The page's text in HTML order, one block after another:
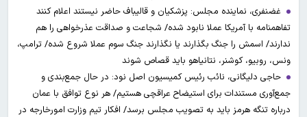
غضنفری، نماینده مجلس: پزشکیان و قالیباف حاضر نیستند اعلام کنند
تفاهمنامه با آمریکا عملا نابود شده/ شجاعت و صداقت عذرخواهی را هم
ندارند/ اسمش را جنگ بگذارند یا نگذارند جنگ سوم عملا شروع شده/ ترامپ،
ونس، روبیو، کوشنر، نتانیاهو باید قصاص شوند
حاجی دلیگانی، نائب رئیس کمیسیون اصل نود: در حال جمع‌بندی و
جمع‌آوری مستندات برای استیضاح عراقچی هستیم/ هر نوع توافق با عمان
درباره تنگه هرمز باید به تصویب مجلس برسد/ افکار تیم وزارت امورخارجه در